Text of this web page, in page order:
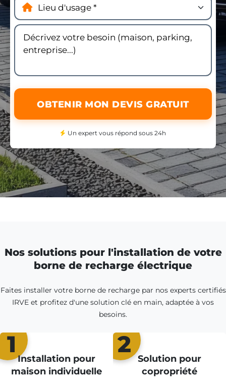
OBTENIR MON DEVIS GRATUIT
Un expert vous répond sous 24h
Nos solutions pour l'installation de votre
borne de recharge électrique
Faites installer votre borne de recharge par nos experts certifiés
IRVE et profitez d'une solution clé en main, adaptée à vos
besoins.
1
Installation pour
maison individuelle
2
Solution pour
copropriété